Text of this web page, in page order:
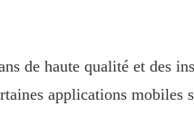
de haute qualité et des
applications mobiles